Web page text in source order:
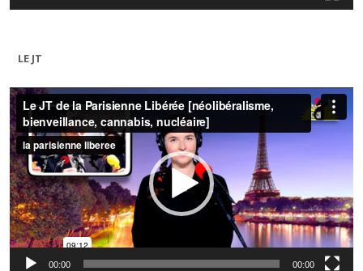
LE JT
Lecteur
vidéo
00:00 00:00